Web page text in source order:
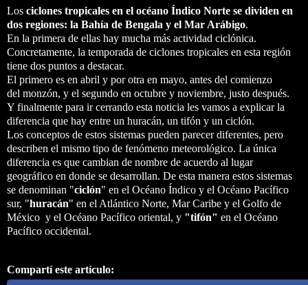
Los ciclones tropicales en el océano Índico Norte se dividen en
dos regiones: la Bahía de Bengala y el Mar Arábigo.
En la primera de ellas hay mucha más actividad ciclónica.
Concretamente, la temporada de ciclones tropicales en esta región
tiene dos puntos a destacar.
El primero es en abril y por otra en mayo, antes del comienzo
del monzón, y el segundo en octubre y noviembre, justo después.
Y finalmente para ir cerrando esta noticia les vamos a explicar la
diferencia que hay entre un huracán, un tifón y un ciclón.
Los conceptos de estos sistemas pueden parecer diferentes, pero
describen el mismo tipo de fenómeno meteorológico. La única
diferencia es que cambian de nombre de acuerdo al lugar
geográfico en donde se desarrollan. De esta manera estos sistemas
se denominan "ciclón" en el Océano Índico y el Océano Pacífico
sur, "huracán" en el Atlántico Norte, Mar Caribe y el Golfo de
México y el Océano Pacífico oriental, y "tifón" en el Océano
Pacífico occidental.
Compartí este artículo: